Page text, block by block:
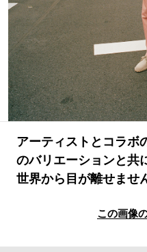
アーティストとコラボ
のバリエーションと共
世界から目が離せませ
この画像